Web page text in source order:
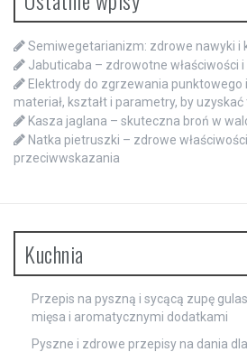
Semiwegetarianizm: zdrowe nawyki i
Jabuticaba – zdrowotne właściwości
Elektrody do zgrzewania punktowego
materiał, kształt i parametry, by uzyskać
Kasza jaglana – skuteczna broń w
Natka pietruszki – zdrowe
przeciwwskazania
Kuchnia
Przepis na pyszną i sycącą zupę
mięsa i aromatycznymi dodatkami
Pyszne i zdrowe przepisy na dania